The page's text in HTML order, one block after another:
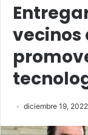
vecinos
diciembre 19, 2022